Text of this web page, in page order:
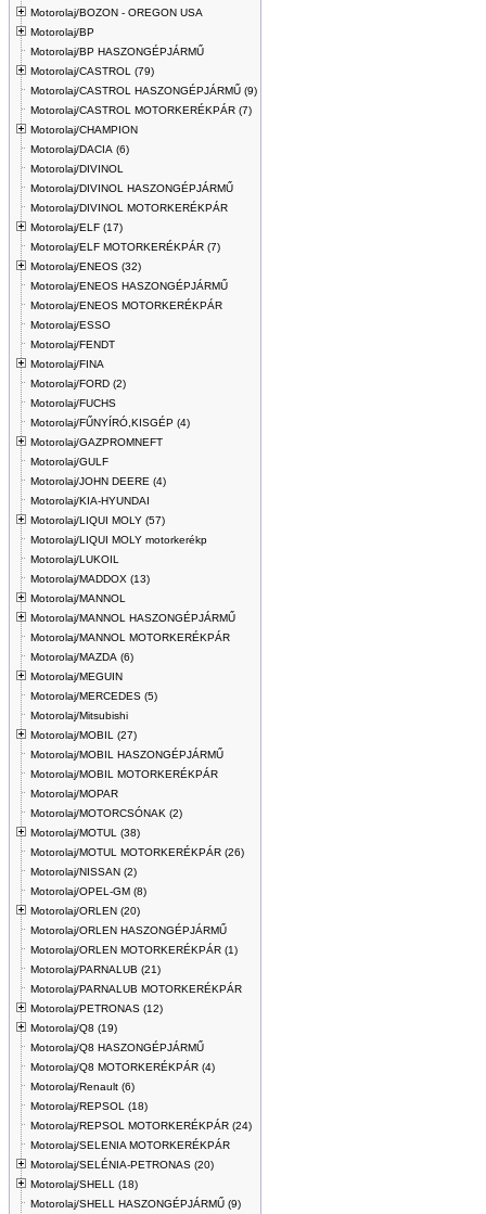
Motorolaj/BOZON - OREGON USA
Motorolaj/BP
Motorolaj/BP HASZONGÉPJÁRMŰ
Motorolaj/CASTROL (79)
Motorolaj/CASTROL HASZONGÉPJÁRMŰ (9)
Motorolaj/CASTROL MOTORKERÉKPÁR (7)
Motorolaj/CHAMPION
Motorolaj/DACIA (6)
Motorolaj/DIVINOL
Motorolaj/DIVINOL HASZONGÉPJÁRMŰ
Motorolaj/DIVINOL MOTORKERÉKPÁR
Motorolaj/ELF (17)
Motorolaj/ELF MOTORKERÉKPÁR (7)
Motorolaj/ENEOS (32)
Motorolaj/ENEOS HASZONGÉPJÁRMŰ
Motorolaj/ENEOS MOTORKERÉKPÁR
Motorolaj/ESSO
Motorolaj/FENDT
Motorolaj/FINA
Motorolaj/FORD (2)
Motorolaj/FUCHS
Motorolaj/FŰNYÍRÓ,KISGÉP (4)
Motorolaj/GAZPROMNEFT
Motorolaj/GULF
Motorolaj/JOHN DEERE (4)
Motorolaj/KIA-HYUNDAI
Motorolaj/LIQUI MOLY (57)
Motorolaj/LIQUI MOLY motorkerékp
Motorolaj/LUKOIL
Motorolaj/MADDOX (13)
Motorolaj/MANNOL
Motorolaj/MANNOL HASZONGÉPJÁRMŰ
Motorolaj/MANNOL MOTORKERÉKPÁR
Motorolaj/MAZDA (6)
Motorolaj/MEGUIN
Motorolaj/MERCEDES (5)
Motorolaj/Mitsubishi
Motorolaj/MOBIL (27)
Motorolaj/MOBIL HASZONGÉPJÁRMŰ
Motorolaj/MOBIL MOTORKERÉKPÁR
Motorolaj/MOPAR
Motorolaj/MOTORCSÓNAK (2)
Motorolaj/MOTUL (38)
Motorolaj/MOTUL MOTORKERÉKPÁR (26)
Motorolaj/NISSAN (2)
Motorolaj/OPEL-GM (8)
Motorolaj/ORLEN (20)
Motorolaj/ORLEN HASZONGÉPJÁRMŰ
Motorolaj/ORLEN MOTORKERÉKPÁR (1)
Motorolaj/PARNALUB (21)
Motorolaj/PARNALUB MOTORKERÉKPÁR
Motorolaj/PETRONAS (12)
Motorolaj/Q8 (19)
Motorolaj/Q8 HASZONGÉPJÁRMŰ
Motorolaj/Q8 MOTORKERÉKPÁR (4)
Motorolaj/Renault (6)
Motorolaj/REPSOL (18)
Motorolaj/REPSOL MOTORKERÉKPÁR (24)
Motorolaj/SELENIA MOTORKERÉKPÁR
Motorolaj/SELÉNIA-PETRONAS (20)
Motorolaj/SHELL (18)
Motorolaj/SHELL HASZONGÉPJÁRMŰ (9)